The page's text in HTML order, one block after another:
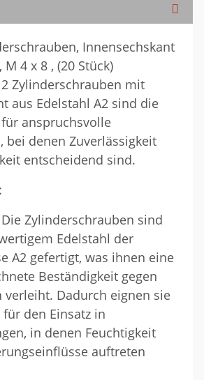
Innensechskant
4 x 8 , (20 Stück)
Zylinderschrauben mit
aus Edelstahl A2 sind die
anspruchsvolle
bei denen Zuverlässigkeit
entscheidend sind.
Die Zylinderschrauben sind
Edelstahl der
A2 gefertigt, was ihnen eine
Beständigkeit gegen
verleiht. Dadurch eignen sie
den Einsatz in
in denen Feuchtigkeit
auftreten